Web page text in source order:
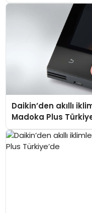
Daikin’den akıllı
Madoka Plus